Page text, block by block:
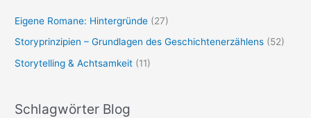
Eigene Romane: Hintergründe (27)
Storyprinzipien – Grundlagen des Geschichtenerzählens (52)
Storytelling & Achtsamkeit (11)
Schlagwörter Blog